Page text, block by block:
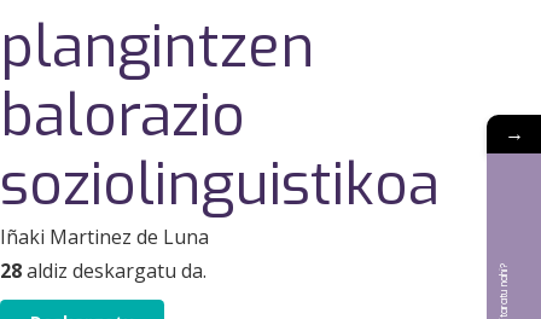
plangintzen
balorazio
soziolinguistikoa
Iñaki Martinez de Luna
28aldiz deskargatu da.
→